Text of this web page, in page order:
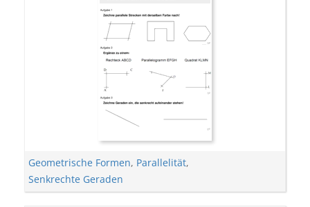
Geometrische Formen, Parallelität,
Senkrechte Geraden